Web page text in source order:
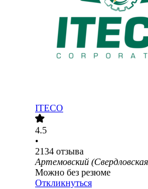
ITECO
4.5
•
2134 отзыва
Артемовский
Можно без резюме
Откликнуться